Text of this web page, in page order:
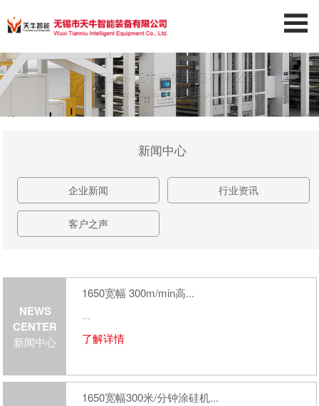
新闻中心
企业新闻 行业资讯
客户之声
NEWS
CENTER
新闻中心
1650宽幅 300m/min高...
...
了解详情
1650宽幅300米/分钟涂硅机...